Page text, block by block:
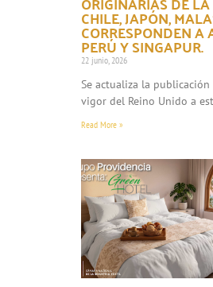
CHILE, JAPÓN,
CORRESPONDEN
PERÚ Y SINGAPUR.
22 junio, 2026
Se actualiza la
vigor del Reino Unido a
Read More »